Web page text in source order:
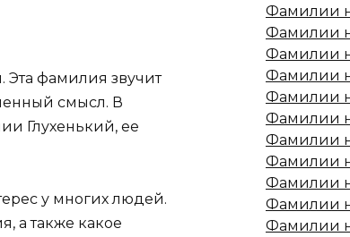
Эта фамилия звучит
смысл. В
Глухенький, ее
у многих людей.
а также какое
Фамилии
Фамилии
Фамилии
Фамилии
Фамилии
Фамилии
Фамилии
Фамилии
Фамилии
Фамилии
Фамилии